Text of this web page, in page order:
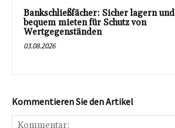
Bankschließfächer: Sicher lagern und
bequem mieten für Schutz von
Wertgegenständen
03.08.2026
Kommentieren Sie den Artikel